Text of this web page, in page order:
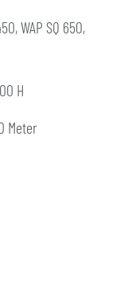
WAP SQ 650,
H
Meter